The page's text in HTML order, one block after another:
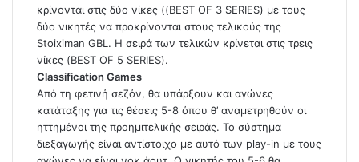
κρίνονται στις δύο νίκες ((BEST OF 3 SERIES) με τους
δύο νικητές να προκρίνονται στους τελικούς της
Stoiximan GBL. Η σειρά των τελικών κρίνεται στις τρεις
νίκες (BEST OF 5 SERIES).
Classification Games
Από τη φετινή σεζόν, θα υπάρξουν και αγώνες
κατάταξης για τις θέσεις 5-8 όπου θ’ αναμετρηθούν οι
ηττημένοι της προημιτελικής σειράς. Το σύστημα
διεξαγωγής είναι αντίστοιχο με αυτό των play-in με τους